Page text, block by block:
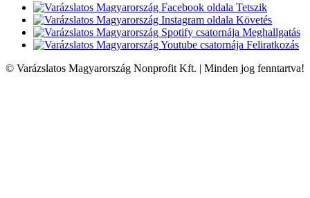
Tetszik
Követés
Meghallgatás
Feliratkozás
© Varázslatos Magyarország Nonprofit Kft. | Minden jog fenntartva!